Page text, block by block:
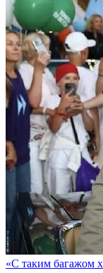
«С таким багажом